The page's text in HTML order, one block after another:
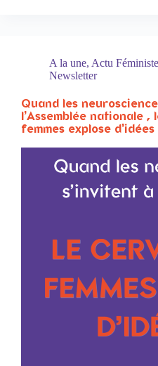
A la une, Actu Féministe
Newsletter
Quand les
l’Assemblée nationale ,
femmes explose d’idées